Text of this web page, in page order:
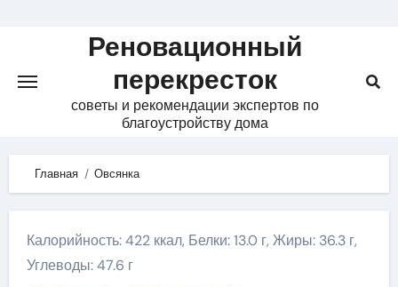
Реновационный
перекресток
советы и рекомендации экспертов по
благоустройству дома
Главная Овсянка
Калорийность: 422 ккал, Белки: 13.0 г, Жиры: 36.3 г,
Углеводы: 47.6 г